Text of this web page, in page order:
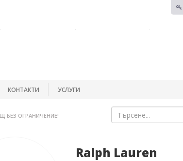
КОНТАКТИ УСЛУГИ
БЕЗ ОГРАНИЧЕНИЕ!
Ralph Lauren